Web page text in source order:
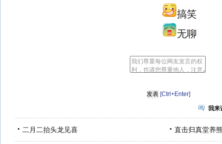
搞笑
无聊
[Ctrl+Enter]
我来
二月二抬头龙见喜 直击归真堂养